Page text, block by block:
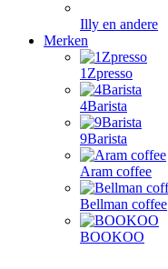
Illy en andere
Merken
1Zpresso
4Barista
9Barista
Aram coffee
Bellman coffee
BOOKOO